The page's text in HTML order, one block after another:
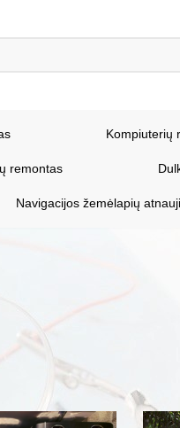
Kompiuterių
remontas
Navigacijos žemėlapių